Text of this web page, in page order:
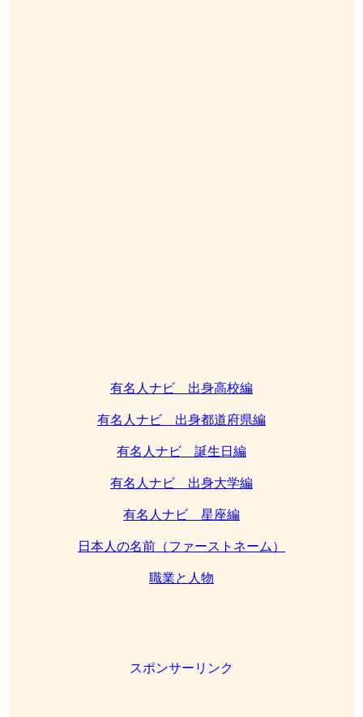
有名人ナビ 出身高校編
有名人ナビ 出身都道府県編
有名人ナビ 誕生日編
有名人ナビ 出身大学編
有名人ナビ 星座編
日本人の名前（ファーストネーム）
職業と人物
スポンサーリンク